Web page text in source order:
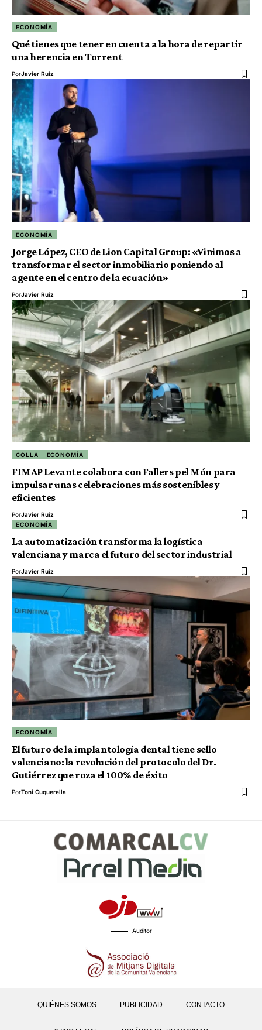
ECONOMÍA
Qué tienes que tener en cuenta a la hora de repartir
una herencia en Torrent
PorJavier Ruiz
ECONOMÍA
Jorge López, CEO de Lion Capital Group: «Vinimos a
transformar el sector inmobiliario poniendo al
agente en el centro de la ecuación»
PorJavier Ruiz
COLLA ECONOMÍA
FIMAP Levante colabora con Fallers pel Món para
impulsar unas celebraciones más sostenibles y
eficientes
PorJavier Ruiz
ECONOMÍA
La automatización transforma la logística
valenciana y marca el futuro del sector industrial
PorJavier Ruiz
ECONOMÍA
El futuro de la implantología dental tiene sello
valenciano: la revolución del protocolo del Dr.
Gutiérrez que roza el 100% de éxito
PorToni Cuquerella
Auditor
QUIÉNES SOMOS PUBLICIDAD CONTACTO